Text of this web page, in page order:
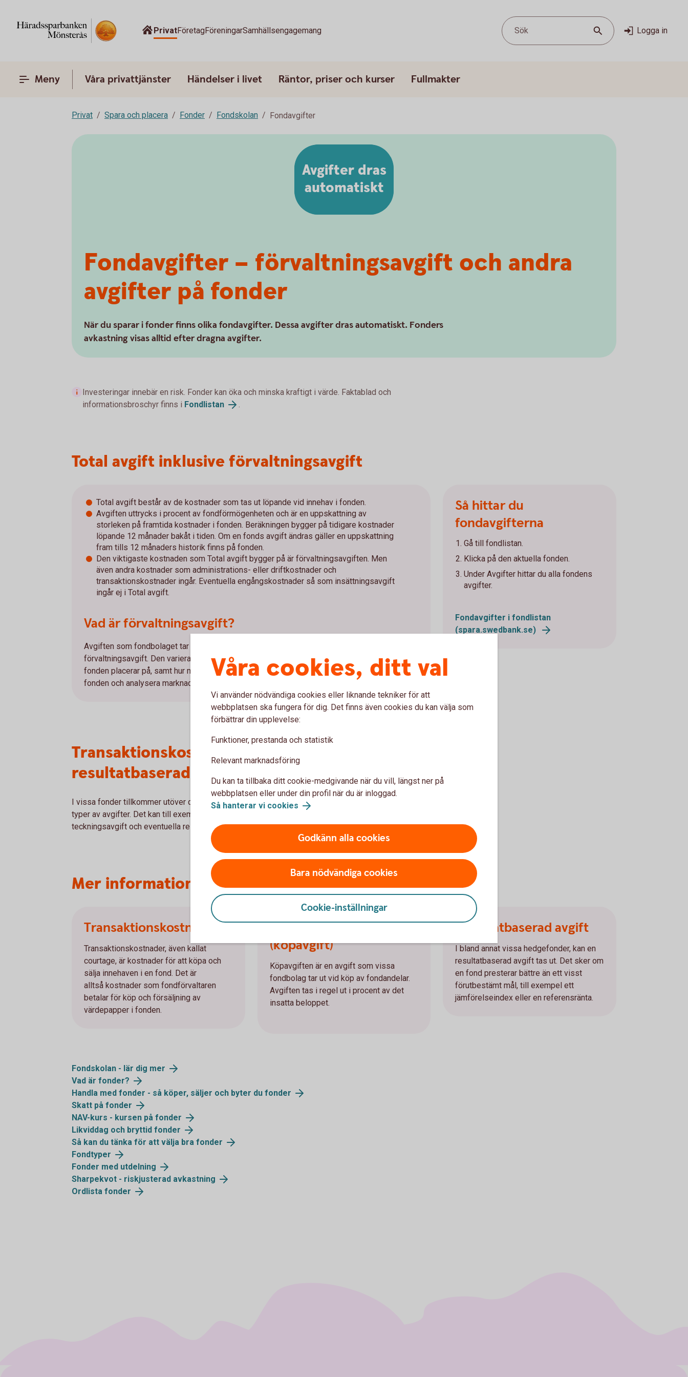
PrivatFöretagFöreningarSamhällsengagemang Sök Logga in
Meny Våra privattjänster Händelser i livet Räntor, priser och kurser Fullmakter
Privat Spara och placera Fonder Fondskolan Fondavgifter
Fondavgifter – förvaltningsavgift och andra
avgifter på fonder
När du sparar i fonder finns olika fondavgifter. Dessa avgifter dras automatiskt. Fonders
avkastning visas alltid efter dragna avgifter.
Avgifter dras
automatiskt
Investeringar innebär en risk. Fonder kan öka och minska kraftigt i värde. Faktablad och
informationsbroschyr finns i Fondlistan .
Total avgift inklusive förvaltningsavgift
Total avgift består av de kostnader som tas ut löpande vid innehav i fonden.
Avgiften uttrycks i procent av fondförmögenheten och är en uppskattning av
storleken på framtida kostnader i fonden. Beräkningen bygger på tidigare kostnader
löpande 12 månader bakåt i tiden. Om en fonds avgift ändras gäller en uppskattning
fram tills 12 månaders historik finns på fonden.
Den viktigaste kostnaden som Total avgift bygger på är förvaltningsavgiften. Men
även andra kostnader som administrations- eller driftkostnader och
transaktionskostnader ingår. Eventuella engångskostnader så som insättningsavgift
ingår ej i Total avgift.
Vad är förvaltningsavgift?
Avgiften som fondbolaget tar ut för att förvalta och administrera fonderna kallas för
förvaltningsavgift. Den varierar mellan olika fonder beroende på vilka marknader som
fonden placerar på, samt hur mycket arbete förvaltaren lägger ner på att administrera
fonden och analysera marknaden.
Så hittar du
fondavgifterna
Gå till fondlistan.
Klicka på den aktuella fonden.
Under Avgifter hittar du alla fondens
avgifter.
Fondavgifter i fondlistan
(spara.swedbank.se)
Transaktionskostnader, teckningsavgift och
resultatbaserad avgift
I vissa fonder tillkommer utöver den årliga avgiften, inklusive förvaltningsavgiften, andra
typer av avgifter. Det kan till exempel gälla transaktionskostnader/courtage,
teckningsavgift och eventuella resultatbaserade avgifter.
Mer information
Transaktionskostnader
Transaktionskostnader, även kallat
courtage, är kostnader för att köpa och
sälja innehaven i en fond. Det är
alltså kostnader som fondförvaltaren
betalar för köp och försäljning av
värdepapper i fonden.
Teckningsavgift
(köpavgift)
Köpavgiften är en avgift som vissa
fondbolag tar ut vid köp av fondandelar.
Avgiften tas i regel ut i procent av det
insatta beloppet.
Resultatbaserad avgift
I bland annat vissa hedgefonder, kan en
resultatbaserad avgift tas ut. Det sker om
en fond presterar bättre än ett visst
förutbestämt mål, till exempel ett
jämförelseindex eller en referensränta.
Fondskolan - lär dig mer
Vad är fonder?
Handla med fonder - så köper, säljer och byter du fonder
Skatt på fonder
NAV-kurs - kursen på fonder
Likviddag och bryttid fonder
Så kan du tänka för att välja bra fonder
Fondtyper
Fonder med utdelning
Sharpekvot - riskjusterad avkastning
Ordlista fonder
Våra cookies, ditt val
Vi använder nödvändiga cookies eller liknande tekniker för att
webbplatsen ska fungera för dig. Det finns även cookies du kan välja som
förbättrar din upplevelse:
Funktioner, prestanda och statistik
Relevant marknadsföring
Du kan ta tillbaka ditt cookie-medgivande när du vill, längst ner på
webbplatsen eller under din profil när du är inloggad.
Så hanterar vi cookies
Godkänn alla cookies
Bara nödvändiga cookies
Cookie-inställningar